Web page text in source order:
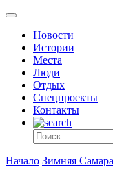
Новости
Истории
Места
Люди
Отдых
Спецпроекты
Контакты
Начало Зимняя